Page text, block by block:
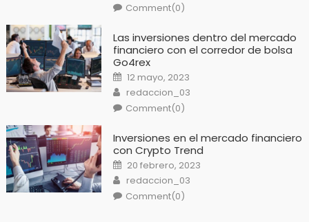
Comment(0)
Las inversiones dentro del mercado
financiero con el corredor de bolsa
Go4rex
Posted
on
12 mayo, 2023
Author
redaccion_03
Comment(0)
Inversiones en el mercado financiero
con Crypto Trend
Posted
on
20 febrero, 2023
Author
redaccion_03
Comment(0)